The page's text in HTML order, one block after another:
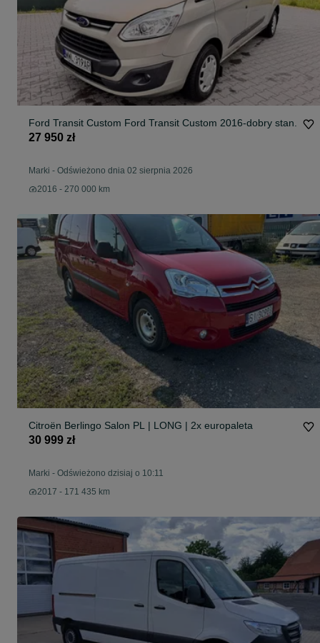
Ford Transit Custom Ford Transit Custom 2016-dobry stan.
27 950 zł
Marki - Odświeżono dnia 02 sierpnia 2026
2016 - 270 000 km
Citroën Berlingo Salon PL | LONG | 2x europaleta
30 999 zł
Marki - Odświeżono dzisiaj o 10:11
2017 - 171 435 km